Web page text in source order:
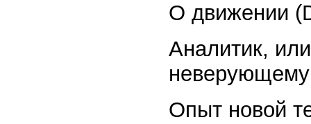
О движении
Аналитик,
неверующему
Опыт новой